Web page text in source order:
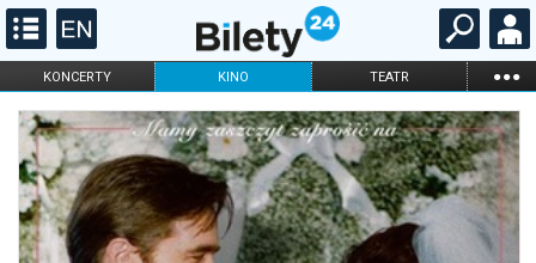
KONCERTY KINO TEATR ...
FILHARMONIA OPERA I BALET
STAND-UP
DLA DZIECI
ONLINE KARNETY